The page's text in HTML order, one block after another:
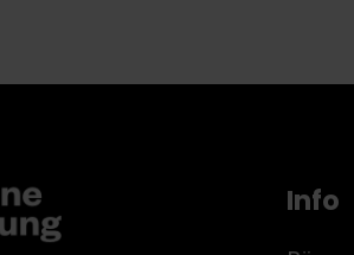
Info